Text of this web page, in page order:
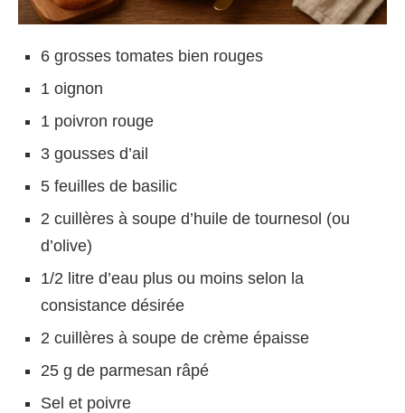
6 grosses tomates bien rouges
1 oignon
1 poivron rouge
3 gousses d’ail
5 feuilles de basilic
2 cuillères à soupe d’huile de tournesol (ou
d’olive)
1/2 litre d’eau plus ou moins selon la
consistance désirée
2 cuillères à soupe de crème épaisse
25 g de parmesan râpé
Sel et poivre